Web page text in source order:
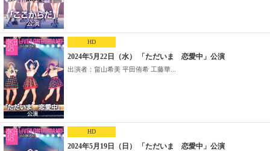
HD
2024年5月22日（水） 「ただいま 恋愛中」公演
出演者：畠山希美 平田侑希 工藤華...
HD
2024年5月19日（日） 「ただいま 恋愛中」公演